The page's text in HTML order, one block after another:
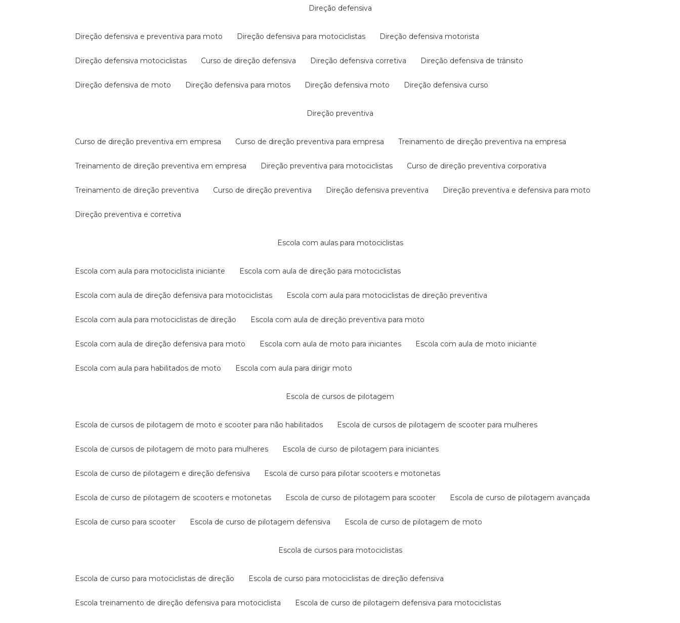
direção defensiva
direção defensiva e preventiva para moto direção defensiva para motociclistas direção defensiva motorista
direção defensiva motociclistas curso de direção defensiva direção defensiva corretiva direção defensiva de trânsito
direção defensiva de moto direção defensiva para motos direção defensiva moto direção defensiva curso
direção preventiva
curso de direção preventiva em empresa curso de direção preventiva para empresa treinamento de direção preventiva na empresa
treinamento de direção preventiva em empresa direção preventiva para motociclistas curso de direção preventiva corporativa
treinamento de direção preventiva curso de direção preventiva direção defensiva preventiva direção preventiva e defensiva para moto
direção preventiva e corretiva
escola com aulas para motociclistas
escola com aula para motociclista iniciante escola com aula de direção para motociclistas
escola com aula de direção defensiva para motociclistas escola com aula para motociclistas de direção preventiva
escola com aula para motociclistas de direção escola com aula de direção preventiva para moto
escola com aula de direção defensiva para moto escola com aula de moto para iniciantes escola com aula de moto iniciante
escola com aula para habilitados de moto escola com aula para dirigir moto
escola de cursos de pilotagem
escola de cursos de pilotagem de moto e scooter para não habilitados escola de cursos de pilotagem de scooter para mulheres
escola de cursos de pilotagem de moto para mulheres escola de curso de pilotagem para iniciantes
escola de curso de pilotagem e direção defensiva escola de curso para pilotar scooters e motonetas
escola de curso de pilotagem de scooters e motonetas escola de curso de pilotagem para scooter escola de curso de pilotagem avançada
escola de curso para scooter escola de curso de pilotagem defensiva escola de curso de pilotagem de moto
escola de cursos para motociclistas
escola de curso para motociclistas de direção escola de curso para motociclistas de direção defensiva
escola treinamento de direção defensiva para motociclista escola de curso de pilotagem defensiva para motociclistas